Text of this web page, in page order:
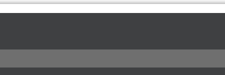
питомник доберманов